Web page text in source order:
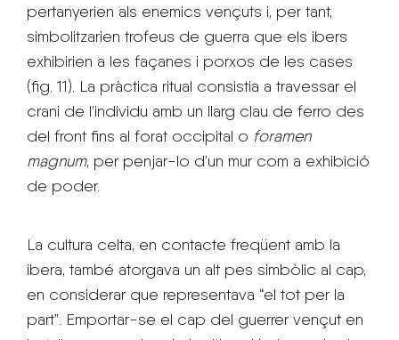
pertanyerien als enemics vençuts i, per tant,
simbolitzarien trofeus de guerra que els ibers
exhibirien a les façanes i porxos de les cases
(fig. 11). La pràctica ritual consistia a travessar el
crani de l’individu amb un llarg clau de ferro des
del front fins al forat occipital o foramen
magnum, per penjar-lo d’un mur com a exhibició
de poder.
La cultura celta, en contacte freqüent amb la
ibera, també atorgava un alt pes simbòlic al cap,
en considerar que representava “el tot per la
part”. Emportar-se el cap del guerrer vençut en